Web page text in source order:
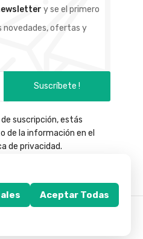
Aceptar Todas
y se el primero
novedades, ofertas y
Suscríbete !
suscripción, estás
la información en el
de privacidad.